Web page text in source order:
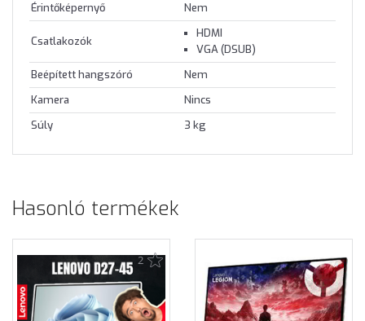
Érintőképernyő
Nem
Csatlakozók
HDMI
VGA (DSUB)
Beépített hangszóró
Nem
Kamera
Nincs
Súly
3 kg
Hasonló termékek
2